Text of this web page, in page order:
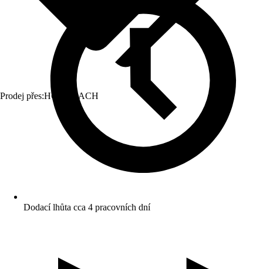
Prodej přes:HORNBACH
Dodací lhůta cca 4 pracovních dní